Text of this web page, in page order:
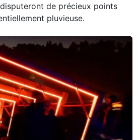
de précieux points
pluvieuse.